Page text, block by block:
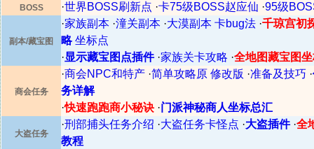
BOSS ·世界BOSS刷新点 ·卡75级BOSS赵应仙 ·95级
副本/藏宝图
·家族副本 ·潼关副本 ·大漠副本 卡bug法 ·千琼宫初
略 坐标点
·显示藏宝图点插件·家族关卡攻略 ·全地图藏宝图
商会任务
·商会NPC和特产 ·简单攻略原 修改版 ·准备及技巧 ·
务详解
·快速跑跑商小秘诀 ·门派神秘商人坐标总汇
大盗任务
·刑部捕头任务介绍 ·大盗任务卡怪点 ·大盗插件·全
教程